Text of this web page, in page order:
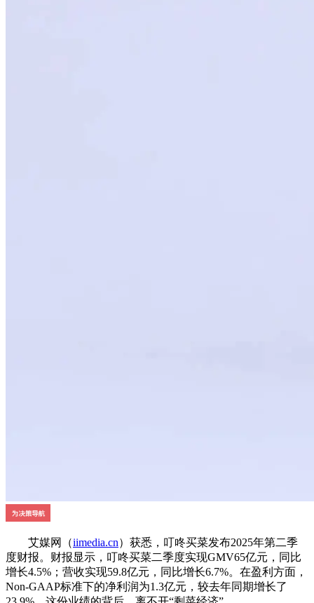
艾媒网（iimedia.cn）获悉，叮咚买菜发布2025年第二季
度财报。财报显示，叮咚买菜二季度实现GMV65亿元，同比
增长4.5%；营收实现59.8亿元，同比增长6.7%。在盈利方面，
Non-GAAP标准下的净利润为1.3亿元，较去年同期增长了